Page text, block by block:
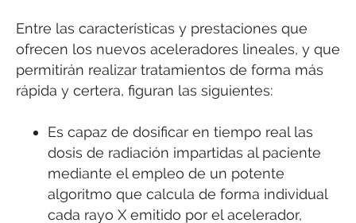
Entre las características y prestaciones que
ofrecen los nuevos aceleradores lineales, y que
permitirán realizar tratamientos de forma más
rápida y certera, figuran las siguientes:
Es capaz de dosificar en tiempo real las
dosis de radiación impartidas al paciente
mediante el empleo de un potente
algoritmo que calcula de forma individual
cada rayo X emitido por el acelerador,